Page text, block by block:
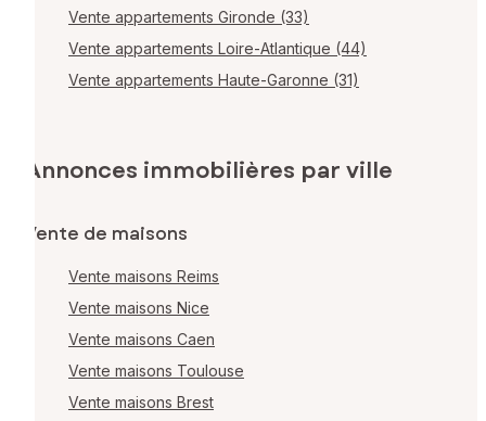
Vente appartements Gironde (33)
Vente appartements Loire-Atlantique (44)
Vente appartements Haute-Garonne (31)
Annonces immobilières par ville
Vente de maisons
Vente maisons Reims
Vente maisons Nice
Vente maisons Caen
Vente maisons Toulouse
Vente maisons Brest